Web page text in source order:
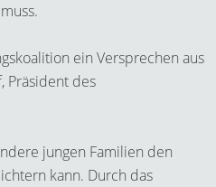
ein Versprechen aus
Präsident des
jungen Familien den
kann. Durch das